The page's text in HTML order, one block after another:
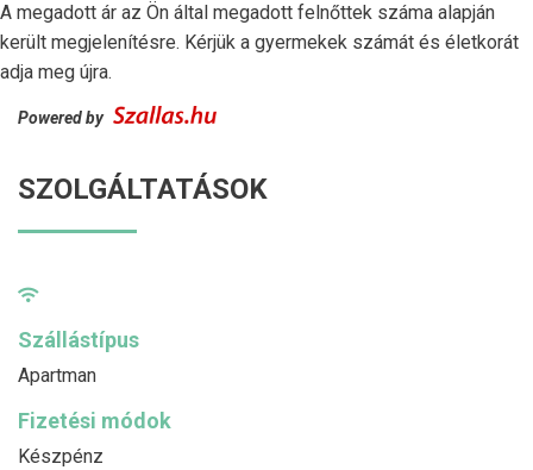
A megadott ár az Ön által megadott felnőttek száma alapján
került megjelenítésre. Kérjük a gyermekek számát és életkorát
adja meg újra.
Powered by
SZOLGÁLTATÁSOK
Szállástípus
Apartman
Fizetési módok
Készpénz